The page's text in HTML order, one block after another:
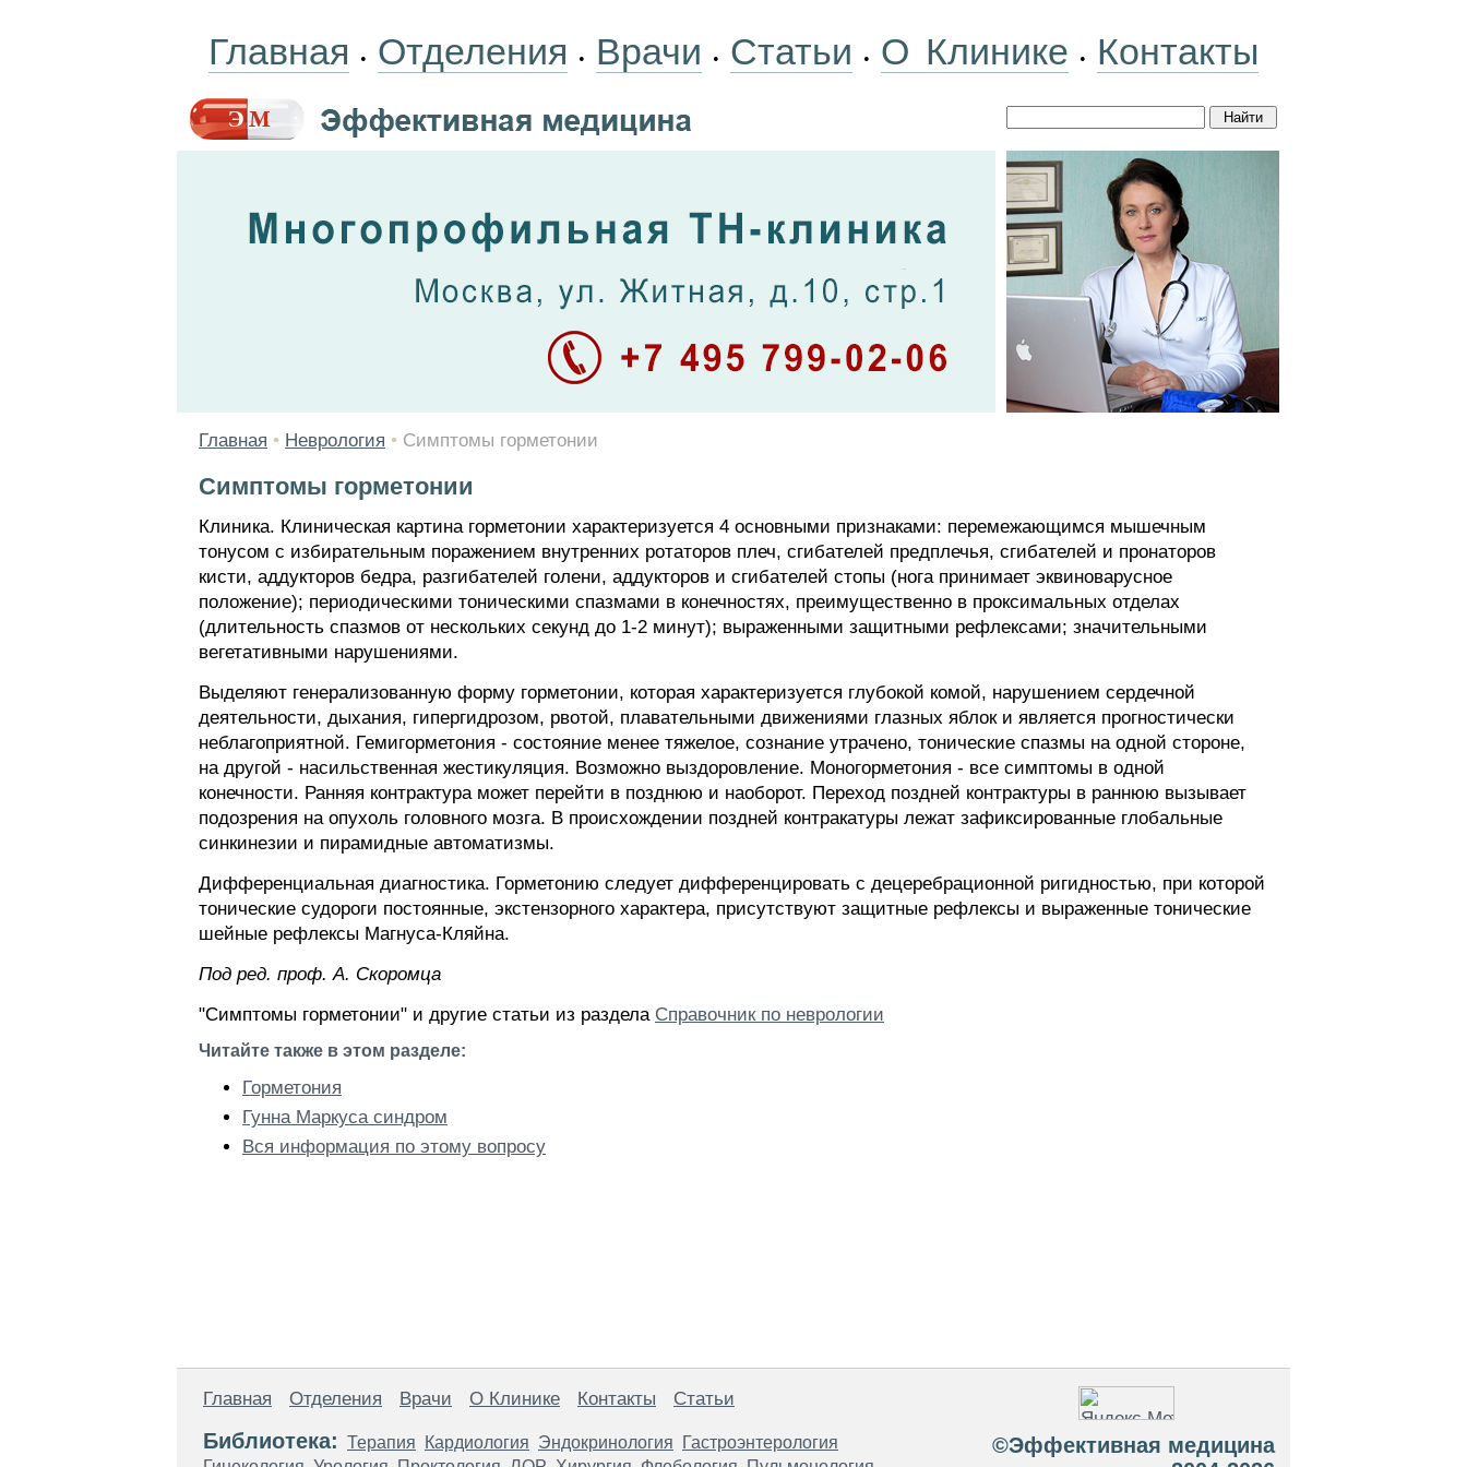
Главная • Отделения • Врачи • Статьи • О Клинике • Контакты
Главная • Неврология • Симптомы горметонии
Симптомы горметонии
Клиника. Клиническая картина горметонии характеризуется 4 основными признаками: перемежающимся мышечным
тонусом с избирательным поражением внутренних ротаторов плеч, сгибателей предплечья, сгибателей и пронаторов
кисти, аддукторов бедра, разгибателей голени, аддукторов и сгибателей стопы (нога принимает эквиноварусное
положение); периодическими тоническими спазмами в конечностях, преимущественно в проксимальных отделах
(длительность спазмов от нескольких секунд до 1-2 минут); выраженными защитными рефлексами; значительными
вегетативными нарушениями.
Выделяют генерализованную форму горметонии, которая характеризуется глубокой комой, нарушением сердечной
деятельности, дыхания, гипергидрозом, рвотой, плавательными движениями глазных яблок и является прогностически
неблагоприятной. Гемигорметония - состояние менее тяжелое, сознание утрачено, тонические спазмы на одной стороне,
на другой - насильственная жестикуляция. Возможно выздоровление. Моногорметония - все симптомы в одной
конечности. Ранняя контрактура может перейти в позднюю и наоборот. Переход поздней контрактуры в раннюю вызывает
подозрения на опухоль головного мозга. В происхождении поздней контракатуры лежат зафиксированные глобальные
синкинезии и пирамидные автоматизмы.
Дифференциальная диагностика. Горметонию следует дифференцировать с децеребрационной ригидностью, при которой
тонические судороги постоянные, экстензорного характера, присутствуют защитные рефлексы и выраженные тонические
шейные рефлексы Магнуса-Кляйна.
Пoд peд. проф. А. Скоромца
"Симптомы горметонии" и другие статьи из раздела Справочник по неврологии
Читайте также в этом разделе:
Горметония
Гунна Маркуса синдром
Вся информация по этому вопросу
Главная Отделения Врачи О Клинике Контакты Статьи
Библиотека: Терапия Кардиология Эндокринология
Гастроэнтерология
©Эффективная медицина